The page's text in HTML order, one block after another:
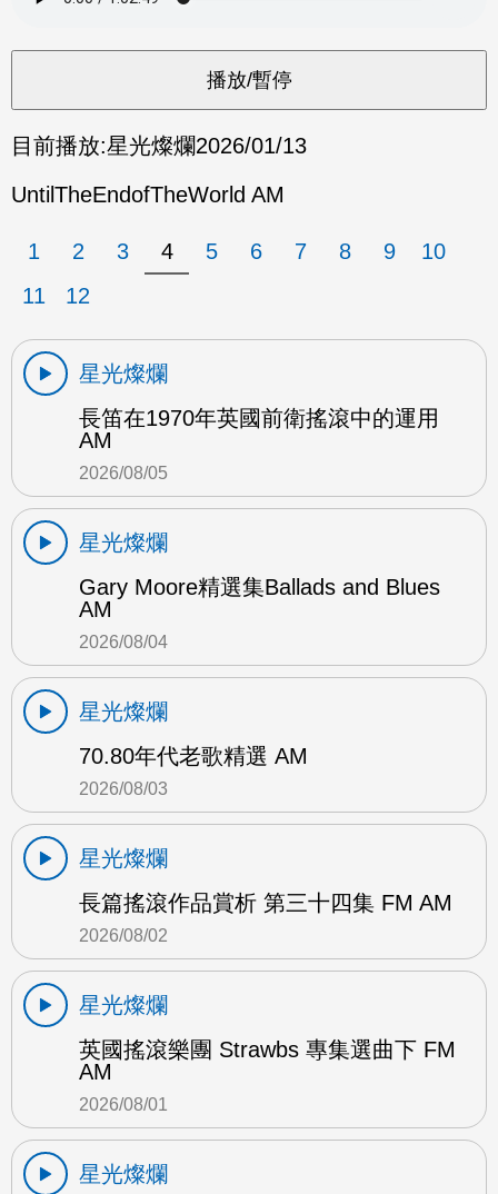
目前播放:星光燦爛2026/01/13
UntilTheEndofTheWorld AM
1 2 3 4 5 6 7 8 9
10
11
12
星光燦爛
長笛在1970年英國前衛搖滾中的運用
AM
2026/08/05
星光燦爛
Gary Moore精選集Ballads and Blues
AM
2026/08/04
星光燦爛
70.80年代老歌精選 AM
2026/08/03
星光燦爛
長篇搖滾作品賞析 第三十四集 FM AM
2026/08/02
星光燦爛
英國搖滾樂團 Strawbs 專集選曲下 FM
AM
2026/08/01
星光燦爛